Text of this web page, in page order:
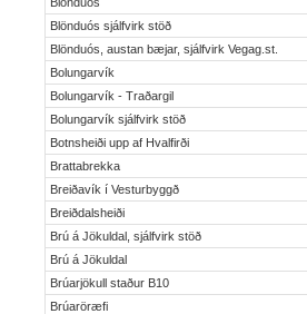
Blönduós sjálfvirk stöð
Blönduós, austan bæjar, sjálfvirk Vegag.st.
Bolungarvík
Bolungarvík - Traðargil
Bolungarvík sjálfvirk stöð
Botnsheiði upp af Hvalfirði
Brattabrekka
Breiðavík í Vesturbyggð
Breiðdalsheiði
Brú á Jökuldal, sjálfvirk stöð
Brú á Jökuldal
Brúarjökull staður B10
Brúaröræfi